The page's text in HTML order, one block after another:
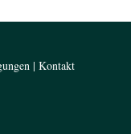
| Kontakt